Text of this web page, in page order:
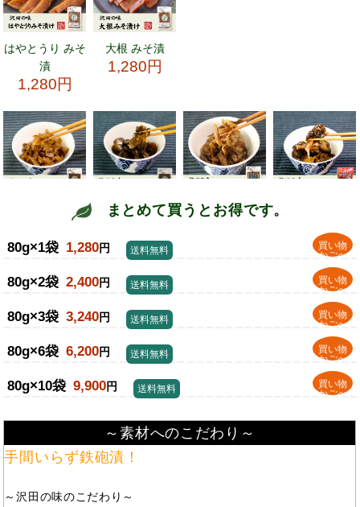
まとめて買うとお得です。
80g×1袋 1,280円
買い物
かごへ
送料無料
80g×2袋 2,400円
買い物
かごへ
送料無料
80g×3袋 3,240円
買い物
かごへ
送料無料
80g×6袋 6,200円
買い物
かごへ
送料無料
80g×10袋 9,900円
買い物
かごへ
送料無料
～素材へのこだわり～
手間いらず鉄砲漬！
～沢田の味のこだわり～